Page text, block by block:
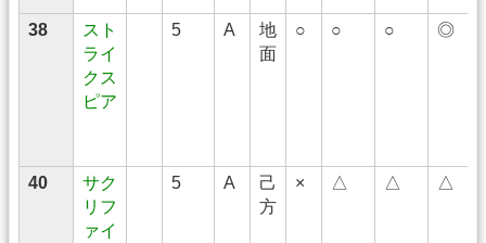
38
スト
ライ
クス
ピア
5 A
地
面
○ ○ ○ ◎
40
サク
リフ
ァイ
5 A
己
方
× △ △ △